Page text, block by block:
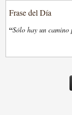
Frase del Día
“Sólo hay un